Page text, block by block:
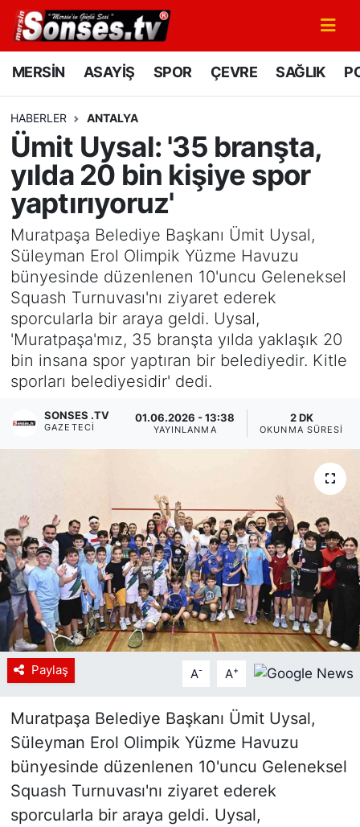
MERSİN ASAYİŞ SPOR ÇEVRE SAĞLIK
HABERLER ANTALYA
Ümit Uysal: '35 branşta,
yılda 20 bin kişiye spor
yaptırıyoruz'
Muratpaşa Belediye Başkanı Ümit Uysal,
Süleyman Erol Olimpik Yüzme Havuzu
bünyesinde düzenlenen 10'uncu Geleneksel
Squash Turnuvası'nı ziyaret ederek
sporcularla bir araya geldi. Uysal,
'Muratpaşa'mız, 35 branşta yılda yaklaşık 20
bin insana spor yaptıran bir belediyedir. Kitle
sporları belediyesidir' dedi.
SONSES .TV
GAZETECI
01.06.2026 - 13:38
YAYINLANMA
2 DK
OKUNMA SÜRESI
Paylaş A- A+
Muratpaşa Belediye Başkanı Ümit Uysal,
Süleyman Erol Olimpik Yüzme Havuzu
bünyesinde düzenlenen 10'uncu Geleneksel
Squash Turnuvası'nı ziyaret ederek
sporcularla bir araya geldi. Uysal,
MERSİN
SPOR
GÜNÜN MANŞETİ
DÜNYA
KÜLTÜR - SANAT
MAGAZİN
SAĞLIK
Siyaset
YEREL HABER
Tanıtım
Mersin Nöbetçi Eczaneler
Mersin Namaz Vakitleri
Mersin Trafik Yoğunluk Haritası
Süper Lig Puan Durumu ve Fikstür
Tüm Manşetler
Son Dakika Haberleri
Haber Arşivi